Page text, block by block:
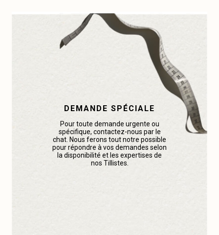
DEMANDE SPÉCIALE
Pour toute demande urgente ou
spécifique, contactez-nous par le
chat. Nous ferons tout notre possible
pour répondre à vos demandes selon
la disponibilité et les expertises de
nos Tillistes.